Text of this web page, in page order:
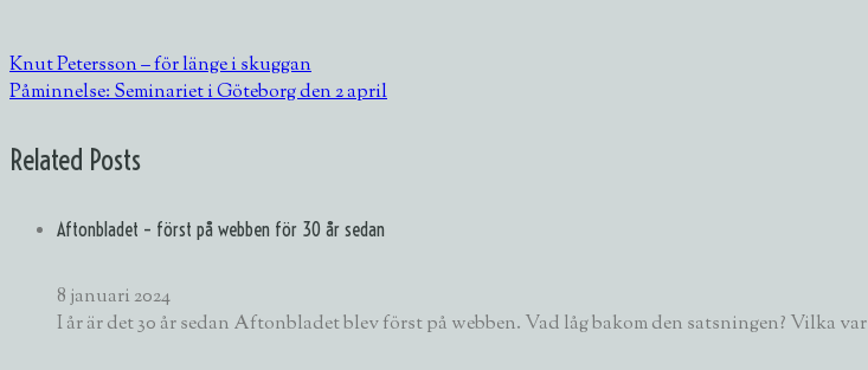
Knut Petersson – för länge i skuggan
Påminnelse: Seminariet i Göteborg den 2 april
Related Posts
Aftonbladet – först på webben för 30 år sedan
8 januari 2024
I år är det 30 år sedan Aftonbladet blev först på webben. Vad låg bakom den satsningen? Vilka var